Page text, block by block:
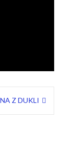
Z DUKLI